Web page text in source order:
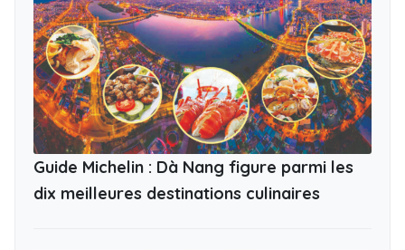
Guide Michelin : Dà Nang figure parmi les
dix meilleures destinations culinaires